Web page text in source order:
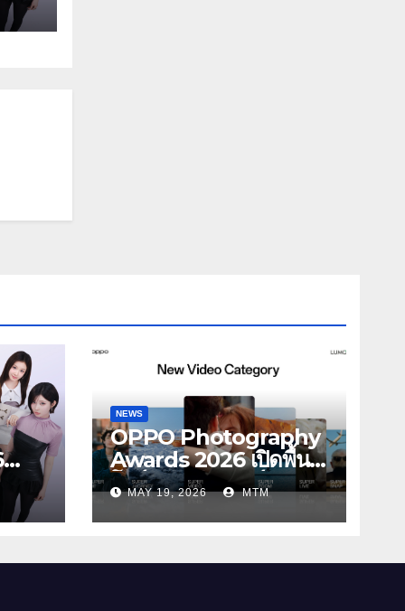
NEWS
OPPO Photography
Awards 2026 เปิดพื้นที่
โชว์พลังครีเอเตอร์รุ่น
ใหม่ รับเทรนด์วิดีโอคอน
เทนต์ เพิ่มหมวด “Super
MAY 19, 2026 MTM